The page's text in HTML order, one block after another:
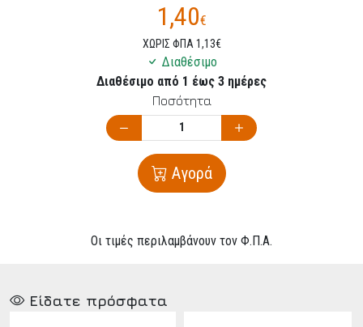
1,40€
ΧΩΡΙΣ ΦΠΑ 1,13€
Διαθέσιμο
Διαθέσιμο από 1 έως 3 ημέρες
Ποσότητα
Αγορά
Οι τιμές περιλαμβάνουν τον Φ.Π.Α.
Είδατε πρόσφατα